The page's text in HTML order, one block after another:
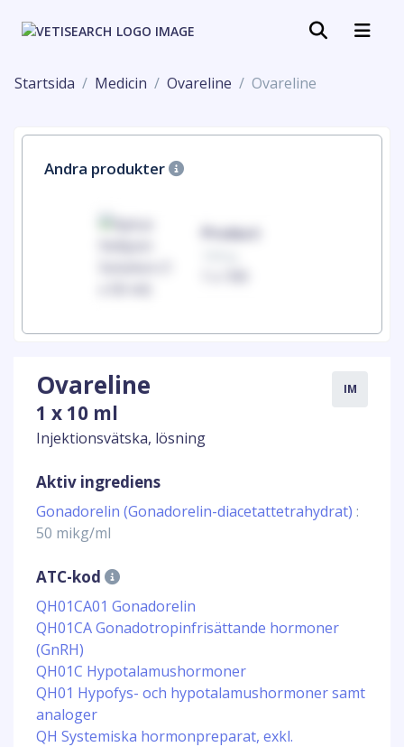
Startsida Medicin Ovareline Ovareline
Andra produkter
Product
Ovareline
1 x 10 ml
Injektionsvätska, lösning
IM
Aktiv ingrediens
Gonadorelin (Gonadorelin-diacetattetrahydrat) :
50 mikg/ml
ATC-kod
QH01CA01 Gonadorelin
QH01CA Gonadotropinfrisättande hormoner
(GnRH)
QH01C Hypotalamushormoner
QH01 Hypofys- och hypotalamushormoner samt
analoger
QH Systemiska hormonpreparat, exkl.